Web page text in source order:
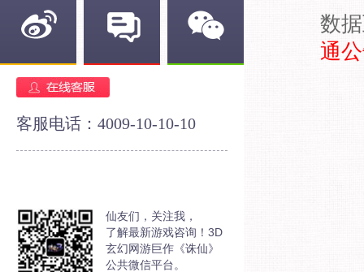
客服电话：4009-10-10-10
仙友们，关注我，
了解最新游戏咨询！3D
玄幻网游巨作《诛仙》
公共微信平台。
数
通